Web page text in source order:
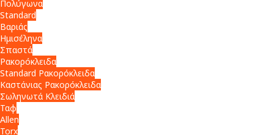
Πολύγωνα
Standard
Βαριάς
Ημισέληνα
Σπαστά
Ρακορόκλειδα
Standard Ρακορόκλειδα
Καστάνιας Ρακορόκλειδα
Σωληνωτά Κλειδιά
Ταφ
Allen
Torx